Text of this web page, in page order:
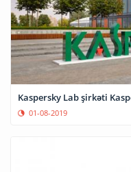
Kaspersky Lab şirkəti
01-08-2019